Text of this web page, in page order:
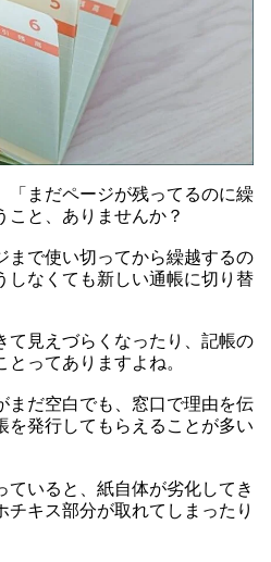
「まだページが残ってるのに繰
こと、ありませんか？
まで使い切ってから繰越するの
しなくても新しい通帳に切り替
て見えづらくなったり、記帳の
ってありますよね。
まだ空白でも、窓口で理由を伝
を発行してもらえることが多い
ていると、紙自体が劣化してき
チキス部分が取れてしまったり